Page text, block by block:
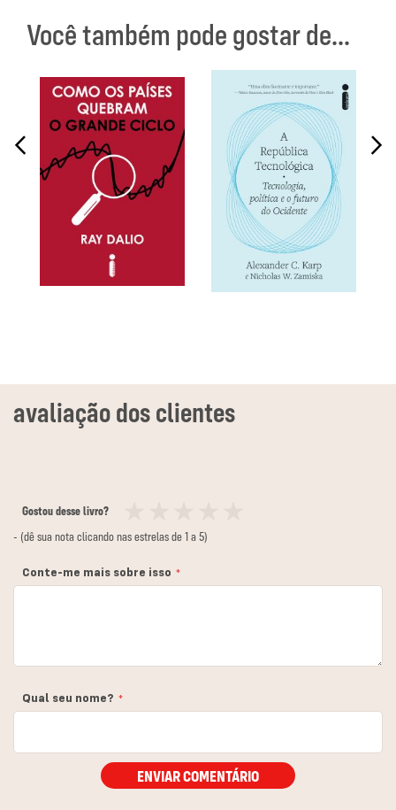
Você também pode gostar de...
Gostou desse livro?
12
3
4
5
- (dê sua nota clicando nas estrelas de 1 a 5)
Conte-me mais sobre isso
Qual seu nome?
ENVIAR COMENTÁRIO